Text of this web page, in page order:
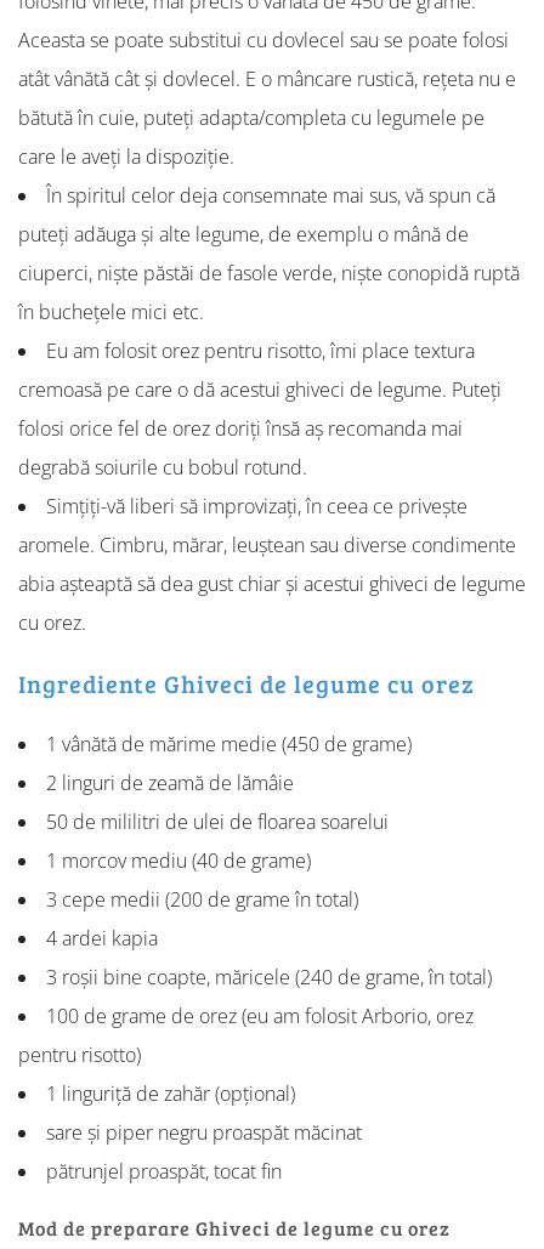
Aceasta se poate substitui cu dovlecel sau se poate folosi
atât vânătă cât și dovlecel. E o mâncare rustică, rețeta nu e
bătută în cuie, puteți adapta/completa cu legumele pe
care le aveți la dispoziție.
În spiritul celor deja consemnate mai sus, vă spun că
puteți adăuga și alte legume, de exemplu o mână de
ciuperci, niște păstăi de fasole verde, niște conopidă ruptă
în buchețele mici etc.
Eu am folosit orez pentru risotto, îmi place textura
cremoasă pe care o dă acestui ghiveci de legume. Puteți
folosi orice fel de orez doriți însă aș recomanda mai
degrabă soiurile cu bobul rotund.
Simțiți-vă liberi să improvizați, în ceea ce privește
aromele. Cimbru, mărar, leuștean sau diverse condimente
abia așteaptă să dea gust chiar și acestui ghiveci de legume
cu orez.
Ingrediente Ghiveci de legume cu orez
1 vânătă de mărime medie (450 de grame)
2 linguri de zeamă de lămâie
50 de mililitri de ulei de floarea soarelui
1 morcov mediu (40 de grame)
3 cepe medii (200 de grame în total)
4 ardei kapia
3 roșii bine coapte, măricele (240 de grame, în total)
100 de grame de orez (eu am folosit Arborio, orez
pentru risotto)
1 linguriță de zahăr (opțional)
sare și piper negru proaspăt măcinat
pătrunjel proaspăt, tocat fin
Mod de preparare Ghiveci de legume cu orez